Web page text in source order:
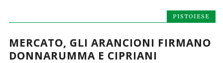
PISTOIESE
MERCATO, GLI ARANCIONI FIRMANO
DONNARUMMA E CIPRIANI